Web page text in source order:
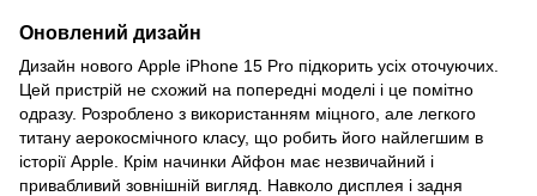
Оновлений дизайн
Дизайн нового Apple iPhone 15 Pro підкорить усіх оточуючих.
Цей пристрій не схожий на попередні моделі і це помітно
одразу. Розроблено з використанням міцного, але легкого
титану аерокосмічного класу, що робить його найлегшим в
історії Apple. Крім начинки Айфон має незвичайний і
привабливий зовнішній вигляд. Навколо дисплея і задня